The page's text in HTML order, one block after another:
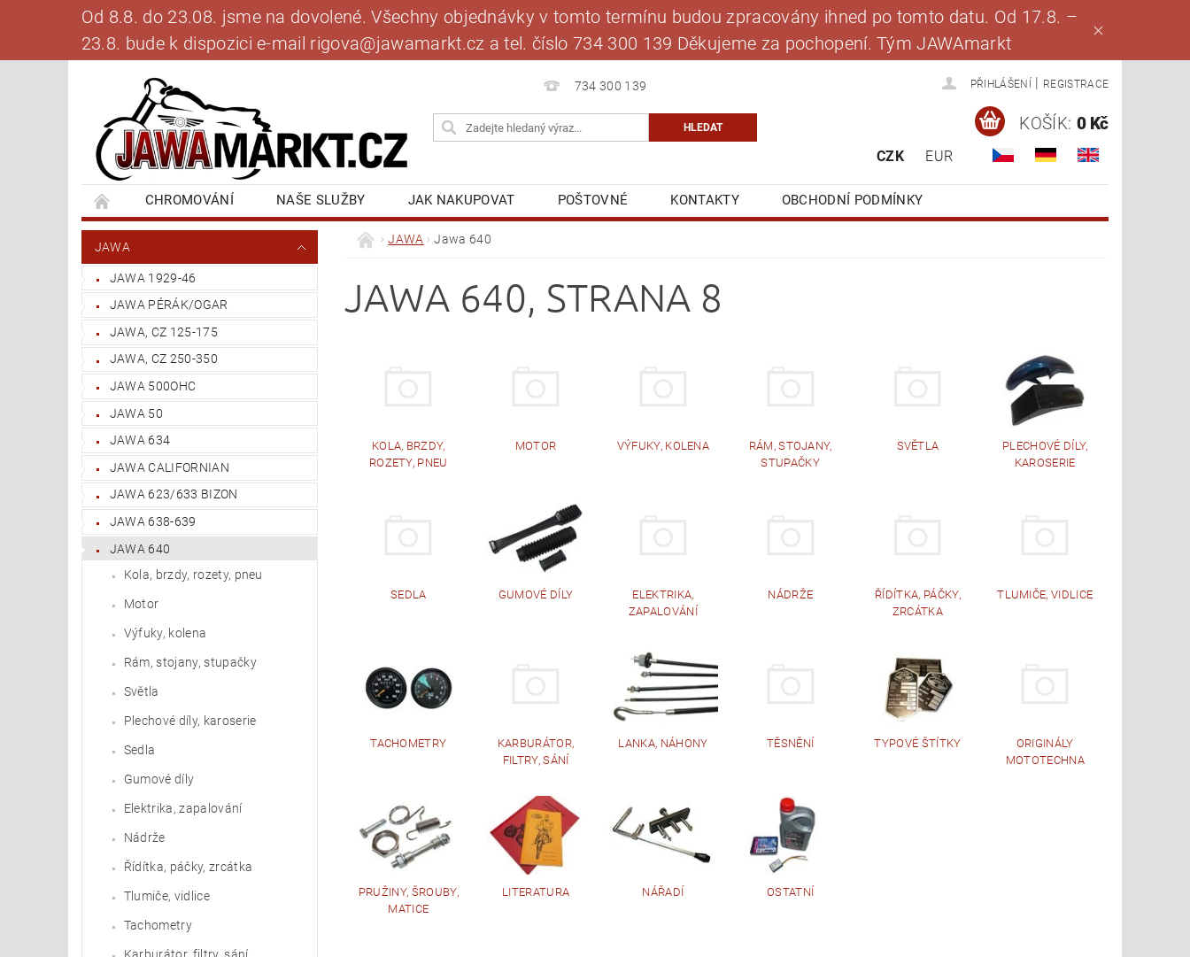
Od 8.8. do 23.08. jsme na dovolené. Všechny objednávky v tomto termínu budou zpracovány ihned po tomto datu. Od 17.8. –
23.8. bude k dispozici e-mail rigova@jawamarkt.cz a tel. číslo 734 300 139 Děkujeme za pochopení. Tým JAWAmarkt
734 300 139 PŘIHLÁŠENÍ REGISTRACE
CZK EUR
KOŠÍK: 0 Kč
CHROMOVÁNÍ NAŠE SLUŽBY JAK NAKUPOVAT POŠTOVNÉ KONTAKTY
OBCHODNÍ PODMÍNKY
BANKOVNÍ SPOJENÍ
NAPIŠTE NÁM BLOG MOJE OBJEDNÁVKA
JAWA
JAWA 1929-46
JAWA PÉRÁK/OGAR
JAWA, CZ 125-175
JAWA, CZ 250-350
JAWA 500OHC
JAWA 50
JAWA 634
JAWA CALIFORNIAN
JAWA 623/633 BIZON
JAWA 638-639
JAWA 640
Kola, brzdy, rozety, pneu
Motor
Výfuky, kolena
Rám, stojany, stupačky
Světla
Plechové díly, karoserie
Sedla
Gumové díly
Elektrika, zapalování
Nádrže
Řídítka, páčky, zrcátka
Tlumiče, vidlice
Tachometry
JAWA Jawa 640
JAWA 640, STRANA 8
KOLA, BRZDY,
ROZETY, PNEU
MOTOR VÝFUKY, KOLENA
RÁM, STOJANY,
STUPAČKY
SVĚTLA
PLECHOVÉ DÍLY,
KAROSERIE
SEDLA GUMOVÉ DÍLY
ELEKTRIKA,
ZAPALOVÁNÍ
NÁDRŽE
ŘÍDÍTKA, PÁČKY,
ZRCÁTKA
TLUMIČE, VIDLICE
TACHOMETRY
KARBURÁTOR,
FILTRY, SÁNÍ
LANKA, NÁHONY TĚSNĚNÍ TYPOVÉ ŠTÍTKY
ORIGINÁLY
MOTOTECHNA
PRUŽINY, ŠROUBY,
MATICE
LITERATURA NÁŘADÍ OSTATNÍ